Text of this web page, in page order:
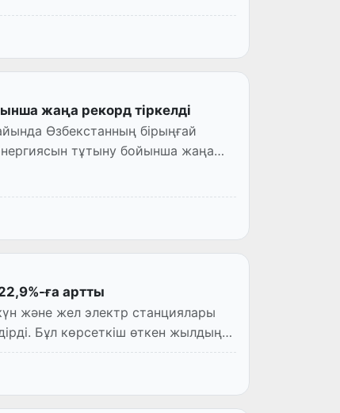
жаңа рекорд тіркелді
Өзбекстанның бірыңғай
тұтыну бойынша жаңа
ға артты
және жел электр станциялары
Бұл көрсеткіш өткен жылдың